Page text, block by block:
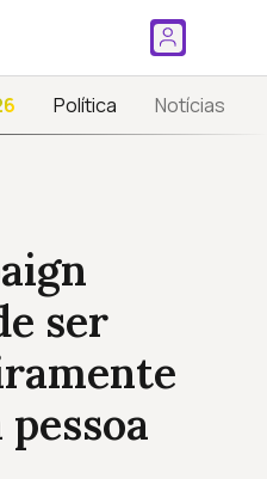
Política Notícias
ser